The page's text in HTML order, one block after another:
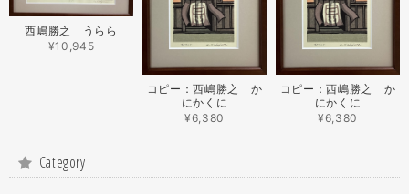
西嶋勝之 うらら
¥10,945
コピー：西嶋勝之 か
にかくに
¥6,380
コピー：西嶋勝之 か
にかくに
¥6,380
Category